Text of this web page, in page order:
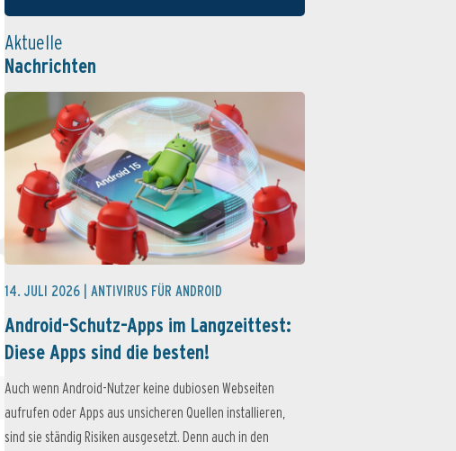
Aktuelle
Nachrichten
14. JULI 2026 | ANTIVIRUS FÜR ANDROID
Android-Schutz-Apps im Langzeittest:
Diese Apps sind die besten!
Auch wenn Android-Nutzer keine dubiosen Webseiten
aufrufen oder Apps aus unsicheren Quellen installieren,
sind sie ständig Risiken ausgesetzt. Denn auch in den